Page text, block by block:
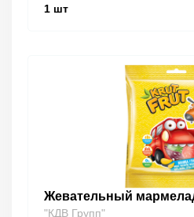
1 шт
Жевательный
"КДВ Групп"